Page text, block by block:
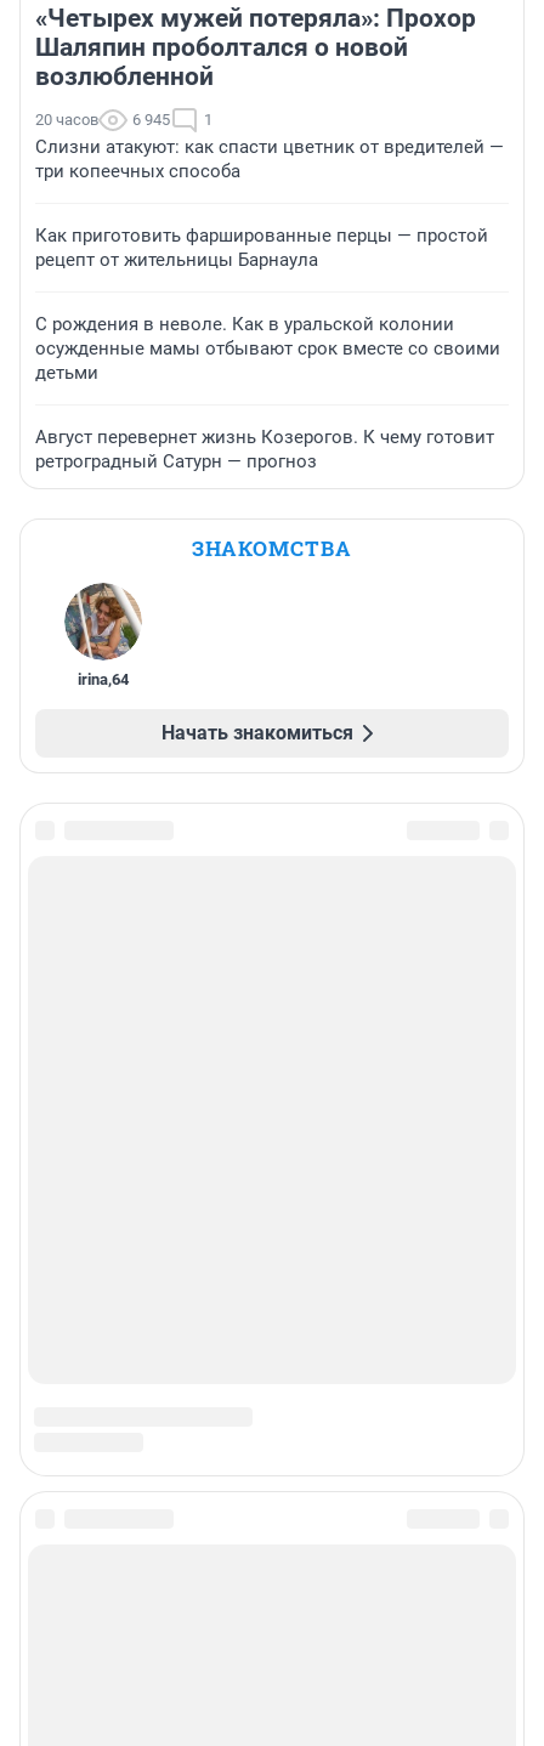
«Четырех мужей потеряла»: Прохор
Шаляпин проболтался о новой
возлюбленной
20 часов 6 945 1
Слизни атакуют: как спасти цветник от вредителей —
три копеечных способа
Как приготовить фаршированные перцы — простой
рецепт от жительницы Барнаула
С рождения в неволе. Как в уральской колонии
осужденные мамы отбывают срок вместе со своими
детьми
Август перевернет жизнь Козерогов. К чему готовит
ретроградный Сатурн — прогноз
ЗНАКОМСТВА
irina,64
Начать знакомиться